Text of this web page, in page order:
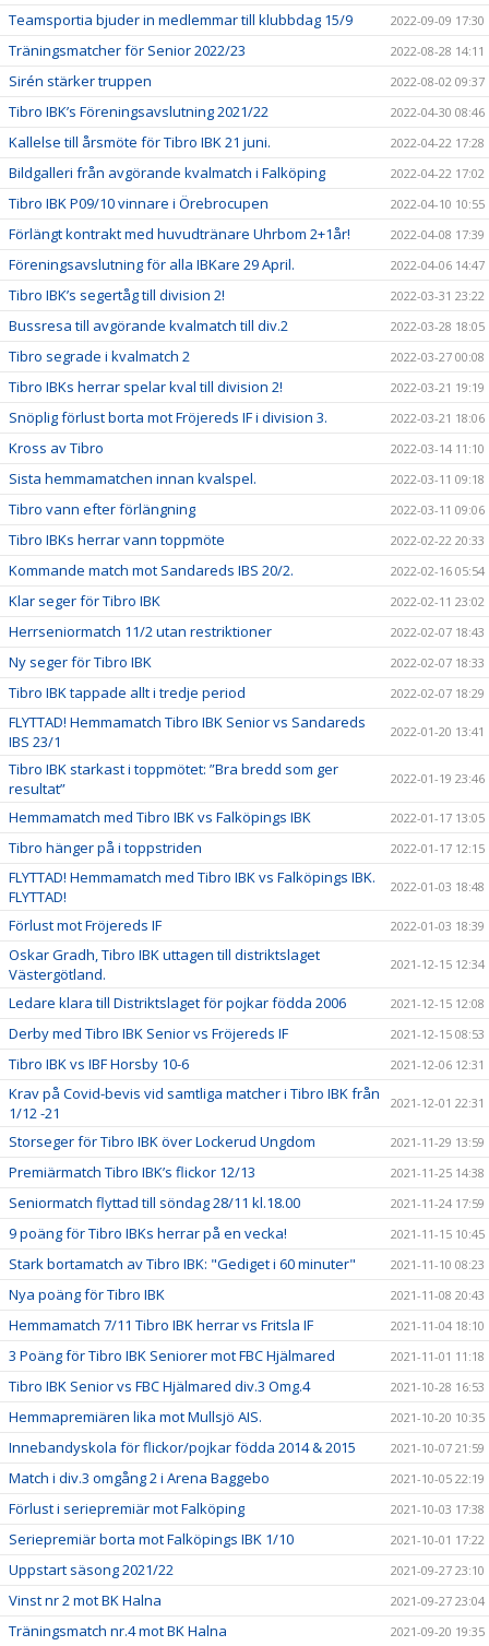
Teamsportia bjuder in medlemmar till klubbdag 15/9 2022-09-09 17:30
Träningsmatcher för Senior 2022/23 2022-08-28 14:11
Sirén stärker truppen 2022-08-02 09:37
Tibro IBK’s Föreningsavslutning 2021/22 2022-04-30 08:46
Kallelse till årsmöte för Tibro IBK 21 juni. 2022-04-22 17:28
Bildgalleri från avgörande kvalmatch i Falköping 2022-04-22 17:02
Tibro IBK P09/10 vinnare i Örebrocupen 2022-04-10 10:55
Förlängt kontrakt med huvudtränare Uhrbom 2+1år! 2022-04-08 17:39
Föreningsavslutning för alla IBKare 29 April. 2022-04-06 14:47
Tibro IBK’s segertåg till division 2! 2022-03-31 23:22
Bussresa till avgörande kvalmatch till div.2 2022-03-28 18:05
Tibro segrade i kvalmatch 2 2022-03-27 00:08
Tibro IBKs herrar spelar kval till division 2! 2022-03-21 19:19
Snöplig förlust borta mot Fröjereds IF i division 3. 2022-03-21 18:06
Kross av Tibro 2022-03-14 11:10
Sista hemmamatchen innan kvalspel. 2022-03-11 09:18
Tibro vann efter förlängning 2022-03-11 09:06
Tibro IBKs herrar vann toppmöte 2022-02-22 20:33
Kommande match mot Sandareds IBS 20/2. 2022-02-16 05:54
Klar seger för Tibro IBK 2022-02-11 23:02
Herrseniormatch 11/2 utan restriktioner 2022-02-07 18:43
Ny seger för Tibro IBK 2022-02-07 18:33
Tibro IBK tappade allt i tredje period 2022-02-07 18:29
FLYTTAD! Hemmamatch Tibro IBK Senior vs Sandareds
IBS 23/1
2022-01-20 13:41
Tibro IBK starkast i toppmötet: ”Bra bredd som ger
resultat”
2022-01-19 23:46
Hemmamatch med Tibro IBK vs Falköpings IBK 2022-01-17 13:05
Tibro hänger på i toppstriden 2022-01-17 12:15
FLYTTAD! Hemmamatch med Tibro IBK vs Falköpings IBK.
FLYTTAD!
2022-01-03 18:48
Förlust mot Fröjereds IF 2022-01-03 18:39
Oskar Gradh, Tibro IBK uttagen till distriktslaget
Västergötland.
2021-12-15 12:34
Ledare klara till Distriktslaget för pojkar födda 2006 2021-12-15 12:08
Derby med Tibro IBK Senior vs Fröjereds IF 2021-12-15 08:53
Tibro IBK vs IBF Horsby 10-6 2021-12-06 12:31
Krav på Covid-bevis vid samtliga matcher i Tibro IBK från
1/12 -21
2021-12-01 22:31
Storseger för Tibro IBK över Lockerud Ungdom 2021-11-29 13:59
Premiärmatch Tibro IBK’s flickor 12/13 2021-11-25 14:38
Seniormatch flyttad till söndag 28/11 kl.18.00 2021-11-24 17:59
9 poäng för Tibro IBKs herrar på en vecka! 2021-11-15 10:45
Stark bortamatch av Tibro IBK: "Gediget i 60 minuter" 2021-11-10 08:23
Nya poäng för Tibro IBK 2021-11-08 20:43
Hemmamatch 7/11 Tibro IBK herrar vs Fritsla IF 2021-11-04 18:10
3 Poäng för Tibro IBK Seniorer mot FBC Hjälmared 2021-11-01 11:18
Tibro IBK Senior vs FBC Hjälmared div.3 Omg.4 2021-10-28 16:53
Hemmapremiären lika mot Mullsjö AIS. 2021-10-20 10:35
Innebandyskola för flickor/pojkar födda 2014 & 2015 2021-10-07 21:59
Match i div.3 omgång 2 i Arena Baggebo 2021-10-05 22:19
Förlust i seriepremiär mot Falköping 2021-10-03 17:38
Seriepremiär borta mot Falköpings IBK 1/10 2021-10-01 17:22
Uppstart säsong 2021/22 2021-09-27 23:10
Vinst nr 2 mot BK Halna 2021-09-27 23:04
Träningsmatch nr.4 mot BK Halna 2021-09-20 19:35